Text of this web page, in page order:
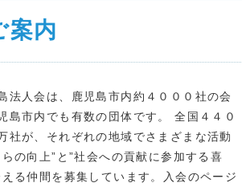
案内
法人会は、鹿児島市内約４０００社の会
島市内でも有数の団体です。 全国４４０
社が、それぞれの地域でさまざまな活動
の向上”と”社会への貢献に参加する喜
る仲間を募集しています。入会のページ